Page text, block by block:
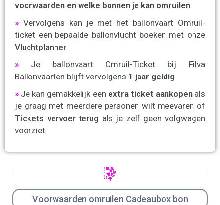
voorwaarden en welke bonnen je kan omruilen
» Vervolgens kan je met het ballonvaart Omruil-
ticket een bepaalde ballonvlucht boeken met onze
Vluchtplanner
» Je ballonvaart Omruil-Ticket bij Filva
Ballonvaarten blijft vervolgens 1 jaar geldig
» Je kan gemakkelijk een extra ticket aankopenals
je graag met meerdere personen wilt meevaren of
Tickets vervoer terug als je zelf geen volgwagen
voorziet
Voorwaarden omruilen Cadeaubox bon